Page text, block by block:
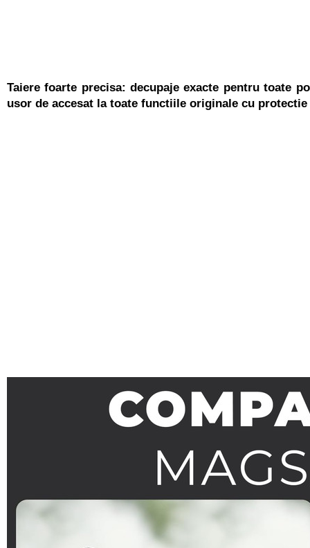
Taiere foarte precisa: decupaje exacte pentru toate
usor de accesat la toate functiile originale cu